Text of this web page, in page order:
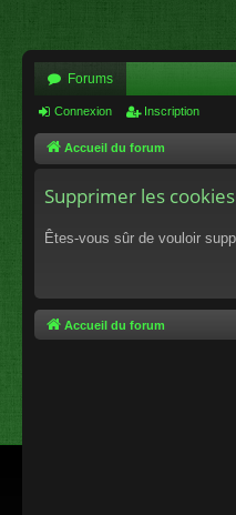
Forums
Connexion Inscription
Accueil du forum
Supprimer les cookies
Êtes-vous sûr de vouloir
Accueil du forum